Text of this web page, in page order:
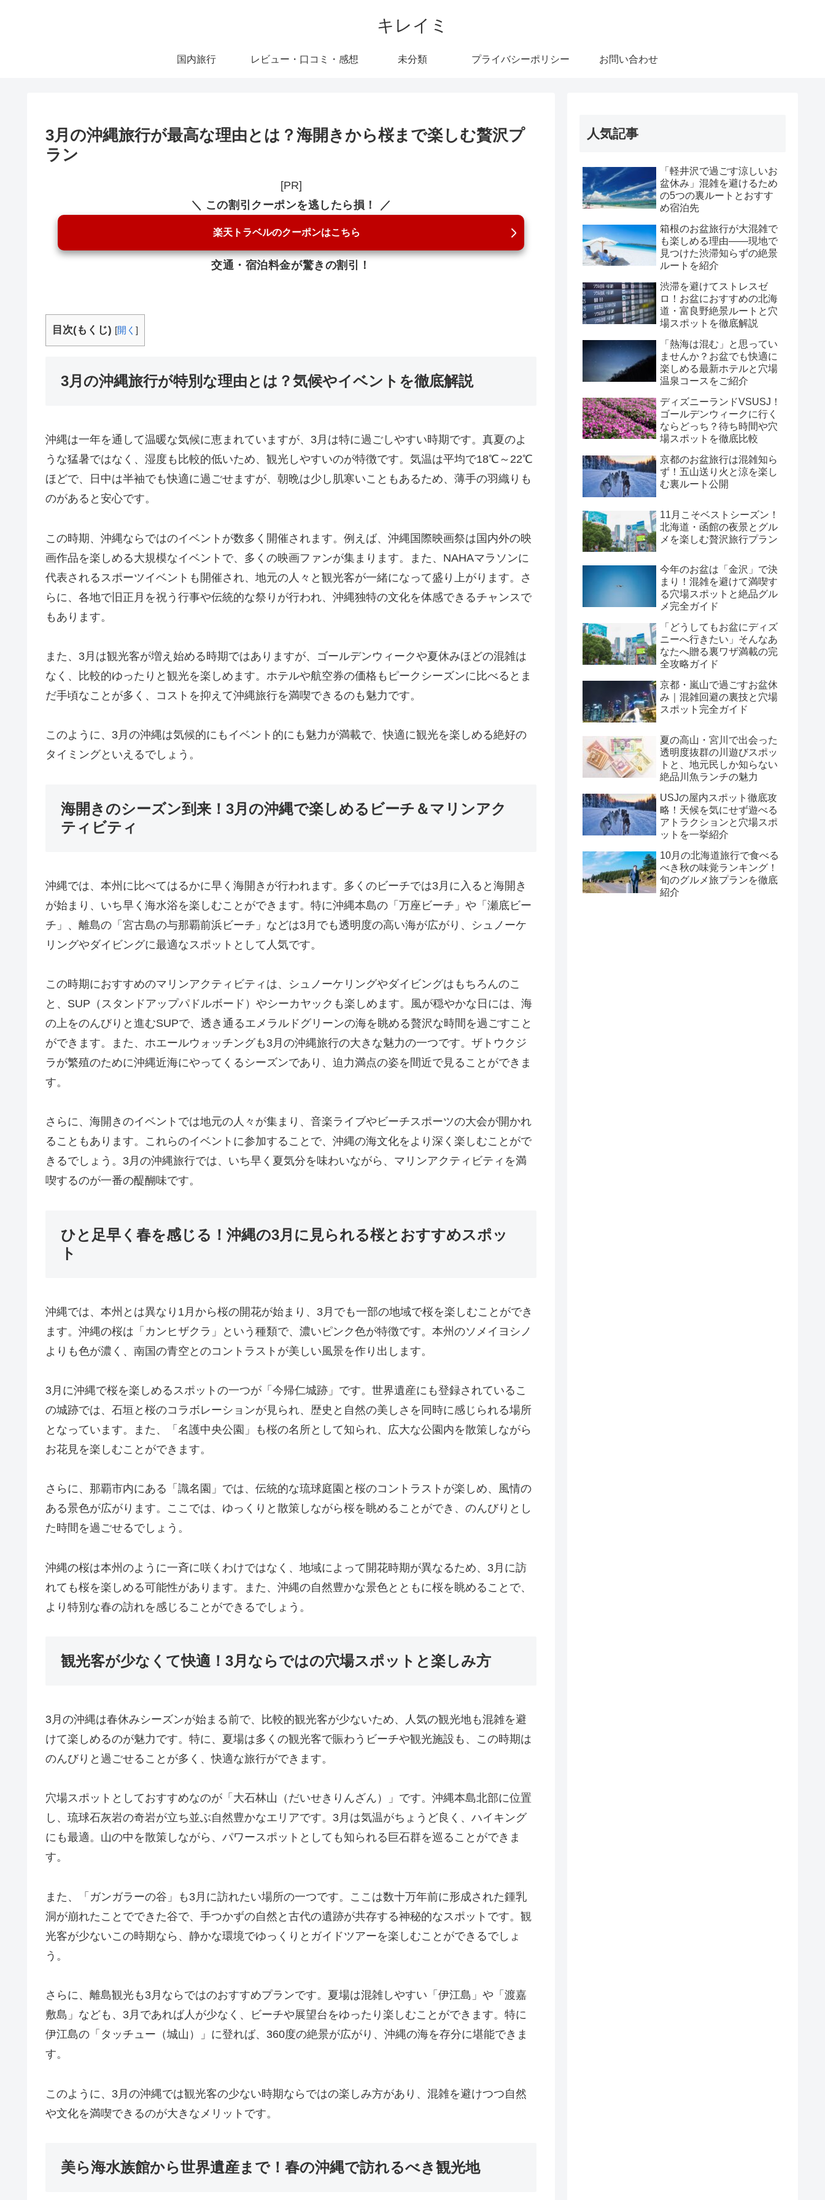
キレイミ
国内旅行 レビュー・口コミ・感想 未分類 プライバシーポリシー お問い合わせ
3月の沖縄旅行が最高な理由とは？海開きから桜まで楽しむ贅沢プ
ラン
[PR]
＼ この割引クーポンを逃したら損！ ／
楽天トラベルのクーポンはこちら
交通・宿泊料金が驚きの割引！
目次(もくじ) [開く ]
3月の沖縄旅行が特別な理由とは？気候やイベントを徹底解説
沖縄は一年を通して温暖な気候に恵まれていますが、3月は特に過ごしやすい時期です。真夏のよ
うな猛暑ではなく、湿度も比較的低いため、観光しやすいのが特徴です。気温は平均で18℃～22℃
ほどで、日中は半袖でも快適に過ごせますが、朝晩は少し肌寒いこともあるため、薄手の羽織りも
のがあると安心です。
この時期、沖縄ならではのイベントが数多く開催されます。例えば、沖縄国際映画祭は国内外の映
画作品を楽しめる大規模なイベントで、多くの映画ファンが集まります。また、NAHAマラソンに
代表されるスポーツイベントも開催され、地元の人々と観光客が一緒になって盛り上がります。さ
らに、各地で旧正月を祝う行事や伝統的な祭りが行われ、沖縄独特の文化を体感できるチャンスで
もあります。
また、3月は観光客が増え始める時期ではありますが、ゴールデンウィークや夏休みほどの混雑は
なく、比較的ゆったりと観光を楽しめます。ホテルや航空券の価格もピークシーズンに比べるとま
だ手頃なことが多く、コストを抑えて沖縄旅行を満喫できるのも魅力です。
このように、3月の沖縄は気候的にもイベント的にも魅力が満載で、快適に観光を楽しめる絶好の
タイミングといえるでしょう。
海開きのシーズン到来！3月の沖縄で楽しめるビーチ＆マリンアク
ティビティ
沖縄では、本州に比べてはるかに早く海開きが行われます。多くのビーチでは3月に入ると海開き
が始まり、いち早く海水浴を楽しむことができます。特に沖縄本島の「万座ビーチ」や「瀬底ビー
チ」、離島の「宮古島の与那覇前浜ビーチ」などは3月でも透明度の高い海が広がり、シュノーケ
リングやダイビングに最適なスポットとして人気です。
この時期におすすめのマリンアクティビティは、シュノーケリングやダイビングはもちろんのこ
と、SUP（スタンドアップパドルボード）やシーカヤックも楽しめます。風が穏やかな日には、海
の上をのんびりと進むSUPで、透き通るエメラルドグリーンの海を眺める贅沢な時間を過ごすこと
ができます。また、ホエールウォッチングも3月の沖縄旅行の大きな魅力の一つです。ザトウクジ
ラが繁殖のために沖縄近海にやってくるシーズンであり、迫力満点の姿を間近で見ることができま
す。
さらに、海開きのイベントでは地元の人々が集まり、音楽ライブやビーチスポーツの大会が開かれ
ることもあります。これらのイベントに参加することで、沖縄の海文化をより深く楽しむことがで
きるでしょう。3月の沖縄旅行では、いち早く夏気分を味わいながら、マリンアクティビティを満
喫するのが一番の醍醐味です。
ひと足早く春を感じる！沖縄の3月に見られる桜とおすすめスポッ
ト
沖縄では、本州とは異なり1月から桜の開花が始まり、3月でも一部の地域で桜を楽しむことができ
ます。沖縄の桜は「カンヒザクラ」という種類で、濃いピンク色が特徴です。本州のソメイヨシノ
よりも色が濃く、南国の青空とのコントラストが美しい風景を作り出します。
3月に沖縄で桜を楽しめるスポットの一つが「今帰仁城跡」です。世界遺産にも登録されているこ
の城跡では、石垣と桜のコラボレーションが見られ、歴史と自然の美しさを同時に感じられる場所
となっています。また、「名護中央公園」も桜の名所として知られ、広大な公園内を散策しながら
お花見を楽しむことができます。
さらに、那覇市内にある「識名園」では、伝統的な琉球庭園と桜のコントラストが楽しめ、風情の
ある景色が広がります。ここでは、ゆっくりと散策しながら桜を眺めることができ、のんびりとし
た時間を過ごせるでしょう。
沖縄の桜は本州のように一斉に咲くわけではなく、地域によって開花時期が異なるため、3月に訪
れても桜を楽しめる可能性があります。また、沖縄の自然豊かな景色とともに桜を眺めることで、
より特別な春の訪れを感じることができるでしょう。
観光客が少なくて快適！3月ならではの穴場スポットと楽しみ方
3月の沖縄は春休みシーズンが始まる前で、比較的観光客が少ないため、人気の観光地も混雑を避
けて楽しめるのが魅力です。特に、夏場は多くの観光客で賑わうビーチや観光施設も、この時期は
のんびりと過ごせることが多く、快適な旅行ができます。
穴場スポットとしておすすめなのが「大石林山（だいせきりんざん）」です。沖縄本島北部に位置
し、琉球石灰岩の奇岩が立ち並ぶ自然豊かなエリアです。3月は気温がちょうど良く、ハイキング
にも最適。山の中を散策しながら、パワースポットとしても知られる巨石群を巡ることができま
す。
また、「ガンガラーの谷」も3月に訪れたい場所の一つです。ここは数十万年前に形成された鍾乳
洞が崩れたことでできた谷で、手つかずの自然と古代の遺跡が共存する神秘的なスポットです。観
光客が少ないこの時期なら、静かな環境でゆっくりとガイドツアーを楽しむことができるでしょ
う。
さらに、離島観光も3月ならではのおすすめプランです。夏場は混雑しやすい「伊江島」や「渡嘉
敷島」なども、3月であれば人が少なく、ビーチや展望台をゆったり楽しむことができます。特に
伊江島の「タッチュー（城山）」に登れば、360度の絶景が広がり、沖縄の海を存分に堪能できま
す。
このように、3月の沖縄では観光客の少ない時期ならではの楽しみ方があり、混雑を避けつつ自然
や文化を満喫できるのが大きなメリットです。
美ら海水族館から世界遺産まで！春の沖縄で訪れるべき観光地
人気記事
「軽井沢で過ごす涼しいお
盆休み」混雑を避けるため
の5つの裏ルートとおすす
め宿泊先
箱根のお盆旅行が大混雑で
も楽しめる理由――現地で
見つけた渋滞知らずの絶景
ルートを紹介
渋滞を避けてストレスゼ
ロ！お盆におすすめの北海
道・富良野絶景ルートと穴
場スポットを徹底解説
「熱海は混む」と思ってい
ませんか？お盆でも快適に
楽しめる最新ホテルと穴場
温泉コースをご紹介
ディズニーランドVSUSJ！
ゴールデンウィークに行く
ならどっち？待ち時間や穴
場スポットを徹底比較
京都のお盆旅行は混雑知ら
ず！五山送り火と涼を楽し
む裏ルート公開
11月こそベストシーズン！
北海道・函館の夜景とグル
メを楽しむ贅沢旅行プラン
今年のお盆は「金沢」で決
まり！混雑を避けて満喫す
る穴場スポットと絶品グル
メ完全ガイド
「どうしてもお盆にディズ
ニーへ行きたい」そんなあ
なたへ贈る裏ワザ満載の完
全攻略ガイド
京都・嵐山で過ごすお盆休
み｜混雑回避の裏技と穴場
スポット完全ガイド
夏の高山・宮川で出会った
透明度抜群の川遊びスポッ
トと、地元民しか知らない
絶品川魚ランチの魅力
USJの屋内スポット徹底攻
略！天候を気にせず遊べる
アトラクションと穴場スポ
ットを一挙紹介
10月の北海道旅行で食べる
べき秋の味覚ランキング！
旬のグルメ旅プランを徹底
紹介